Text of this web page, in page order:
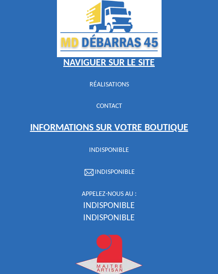
NAVIGUER SUR LE SITE
RÉALISATIONS
CONTACT
INFORMATIONS SUR VOTRE BOUTIQUE
INDISPONIBLE
INDISPONIBLE
APPELEZ-NOUS AU :
INDISPONIBLE
INDISPONIBLE